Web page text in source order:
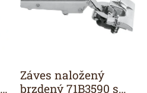
Záves naložený
brzdený 71B3590 s